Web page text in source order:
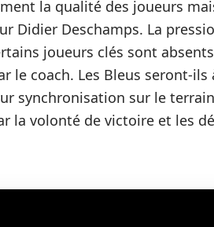
la qualité des joueurs
Didier Deschamps. La
joueurs clés sont
le coach. Les Bleus seront-ils
synchronisation sur le
la volonté de victoire et les